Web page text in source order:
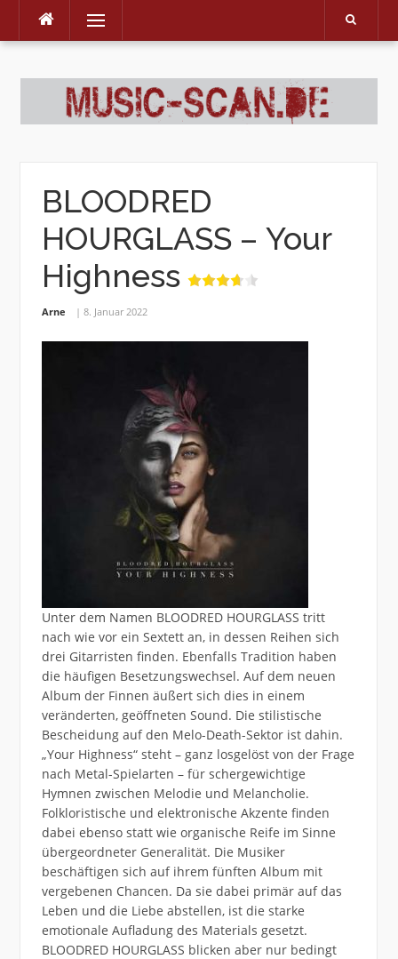
Skip
Menu
BLOODRED
HOURGLASS – Your
Highness
Arne 8. Januar 2022
Unter dem Namen BLOODRED HOURGLASS tritt
nach wie vor ein Sextett an, in dessen Reihen sich
drei Gitarristen finden. Ebenfalls Tradition haben
die häufigen Besetzungswechsel. Auf dem neuen
Album der Finnen äußert sich dies in einem
veränderten, geöffneten Sound. Die stilistische
Bescheidung auf den Melo-Death-Sektor ist dahin.
„Your Highness“ steht – ganz losgelöst von der Frage
nach Metal-Spielarten – für schergewichtige
Hymnen zwischen Melodie und Melancholie.
Folkloristische und elektronische Akzente finden
dabei ebenso statt wie organische Reife im Sinne
übergeordneter Generalität. Die Musiker
beschäftigen sich auf ihrem fünften Album mit
vergebenen Chancen. Da sie dabei primär auf das
Leben und die Liebe abstellen, ist die starke
emotionale Aufladung des Materials gesetzt.
BLOODRED HOURGLASS blicken aber nur bedingt